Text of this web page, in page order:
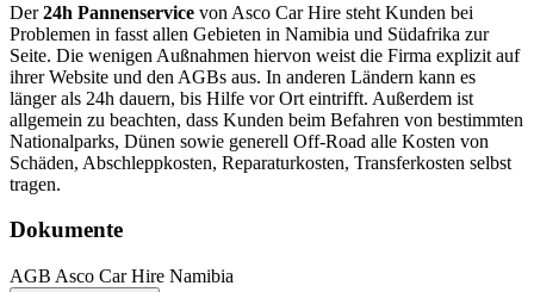
Der24h Pannenservice von Asco Car Hire steht Kunden bei
Problemen in fasst allen Gebieten in Namibia und Südafrika zur
Seite. Die wenigen Außnahmen hiervon weist die Firma explizit auf
ihrer Website und den AGBs aus. In anderen Ländern kann es
länger als 24h dauern, bis Hilfe vor Ort eintrifft. Außerdem ist
allgemein zu beachten, dass Kunden beim Befahren von bestimmten
Nationalparks, Dünen sowie generell Off-Road alle Kosten von
Schäden, Abschleppkosten, Reparaturkosten, Transferkosten selbst
tragen.
Dokumente
AGB Asco Car Hire Namibia